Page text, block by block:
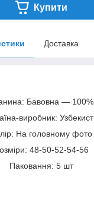
Купити
Доставка
Бавовна — 100%
виробник: Узбекист
На головному фото
48-50-52-54-56
Паковання: 5 шт